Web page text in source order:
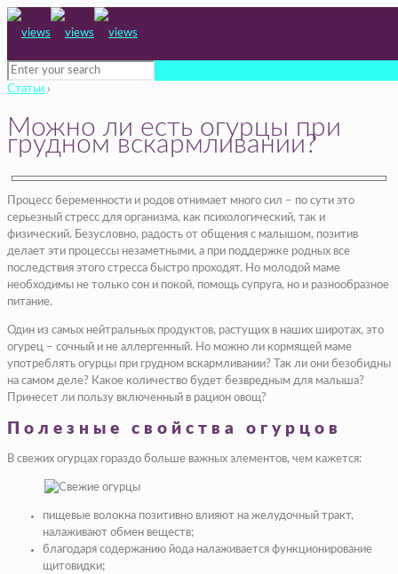
Статьи ›
Можно ли есть огурцы при
грудном вскармливании?
Процесс беременности и родов отнимает много сил – по сути это
серьезный стресс для организма, как психологический, так и
физический. Безусловно, радость от общения с малышом, позитив
делает эти процессы незаметными, а при поддержке родных все
последствия этого стресса быстро проходят. Но молодой маме
необходимы не только сон и покой, помощь супруга, но и разнообразное
питание.
Один из самых нейтральных продуктов, растущих в наших широтах, это
огурец – сочный и не аллергенный. Но можно ли кормящей маме
употреблять огурцы при грудном вскармливании? Так ли они безобидны
на самом деле? Какое количество будет безвредным для малыша?
Принесет ли пользу включенный в рацион овощ?
Полезные свойства огурцов
В свежих огурцах гораздо больше важных элементов, чем кажется:
пищевые волокна позитивно влияют на желудочный тракт,
налаживают обмен веществ;
благодаря содержанию йода налаживается функционирование
щитовидки;